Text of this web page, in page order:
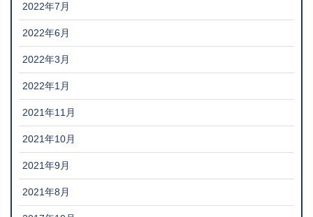
2022年7月
2022年6月
2022年3月
2022年1月
2021年11月
2021年10月
2021年9月
2021年8月